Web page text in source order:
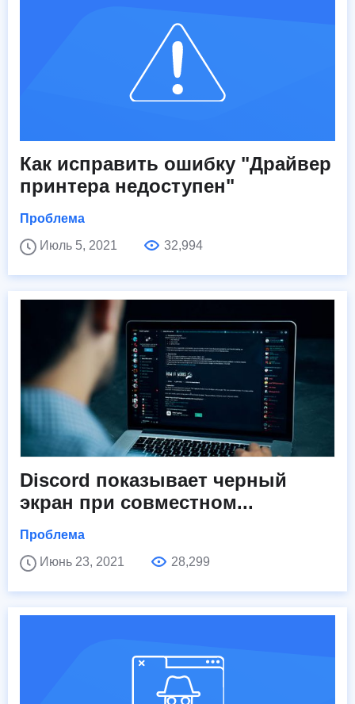
Как исправить ошибку "Драйвер
принтера недоступен"
Проблема
Июль 5, 2021
32,994
Discord показывает черный
экран при совместном...
Проблема
Июнь 23, 2021
28,299